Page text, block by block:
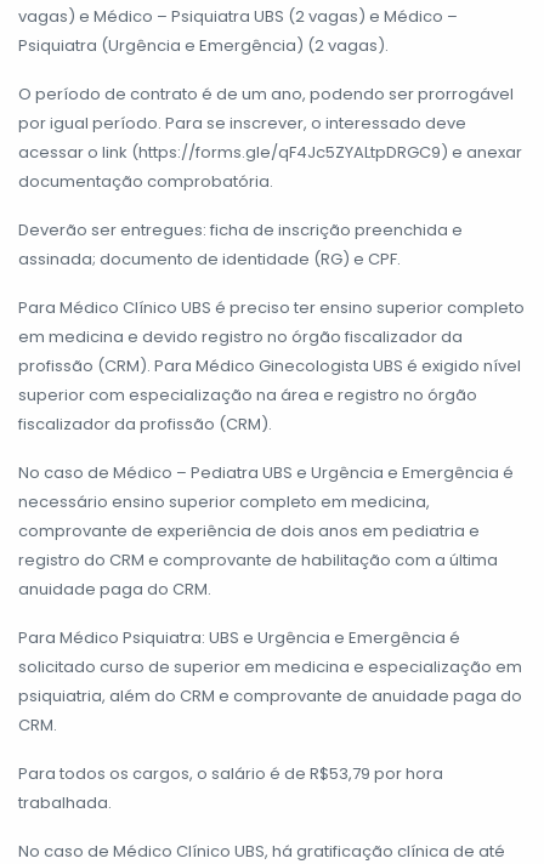
vagas) e Médico – Psiquiatra UBS (2 vagas) e Médico –
Psiquiatra (Urgência e Emergência) (2 vagas).
O período de contrato é de um ano, podendo ser prorrogável
por igual período. Para se inscrever, o interessado deve
acessar o link (https://forms.gle/qF4Jc5ZYALtpDRGC9) e anexar
documentação comprobatória.
Deverão ser entregues: ficha de inscrição preenchida e
assinada; documento de identidade (RG) e CPF.
Para Médico Clínico UBS é preciso ter ensino superior completo
em medicina e devido registro no órgão fiscalizador da
profissão (CRM). Para Médico Ginecologista UBS é exigido nível
superior com especialização na área e registro no órgão
fiscalizador da profissão (CRM).
No caso de Médico – Pediatra UBS e Urgência e Emergência é
necessário ensino superior completo em medicina,
comprovante de experiência de dois anos em pediatria e
registro do CRM e comprovante de habilitação com a última
anuidade paga do CRM.
Para Médico Psiquiatra: UBS e Urgência e Emergência é
solicitado curso de superior em medicina e especialização em
psiquiatria, além do CRM e comprovante de anuidade paga do
CRM.
Para todos os cargos, o salário é de R$53,79 por hora
trabalhada.
No caso de Médico Clínico UBS, há gratificação clínica de até